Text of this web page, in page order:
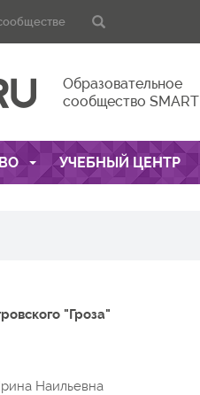
Образовательное
сообщество SMART
УЧЕБНЫЙ ЦЕНТР
"Гроза"
Наильевна